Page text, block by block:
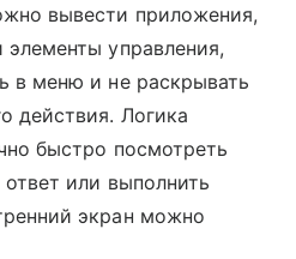
вывести приложения,
элементы управления,
в меню и не раскрывать
действия. Логика
быстро посмотреть
или выполнить
экран можно